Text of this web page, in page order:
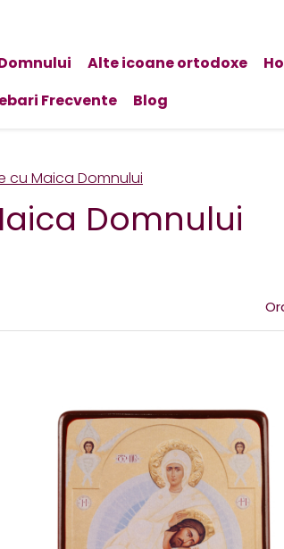
Alte icoane ortodoxe
Frecvente Blog
cu Maica Domnului
Domnului